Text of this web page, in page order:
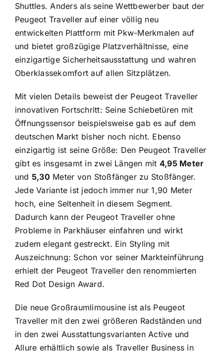
Shuttles. Anders als seine Wettbewerber baut der
Peugeot Traveller auf einer völlig neu
entwickelten Plattform mit Pkw-Merkmalen auf
und bietet großzügige Platzverhältnisse, eine
einzigartige Sicherheitsausstattung und wahren
Oberklassekomfort auf allen Sitzplätzen.
Mit vielen Details beweist der Peugeot Traveller
innovativen Fortschritt: Seine Schiebetüren mit
Öffnungssensor beispielsweise gab es auf dem
deutschen Markt bisher noch nicht. Ebenso
einzigartig ist seine Größe: Den Peugeot Traveller
gibt es insgesamt in zwei Längen mit 4,95 Meter
und 5,30 Meter von Stoßfänger zu Stoßfänger.
Jede Variante ist jedoch immer nur 1,90 Meter
hoch, eine Seltenheit in diesem Segment.
Dadurch kann der Peugeot Traveller ohne
Probleme in Parkhäuser einfahren und wirkt
zudem elegant gestreckt. Ein Styling mit
Auszeichnung: Schon vor seiner Markteinführung
erhielt der Peugeot Traveller den renommierten
Red Dot Design Award.
Die neue Großraumlimousine ist als Peugeot
Traveller mit den zwei größeren Radständen und
in den zwei Ausstattungsvarianten Active und
Allure erhältlich sowie als Traveller Business in